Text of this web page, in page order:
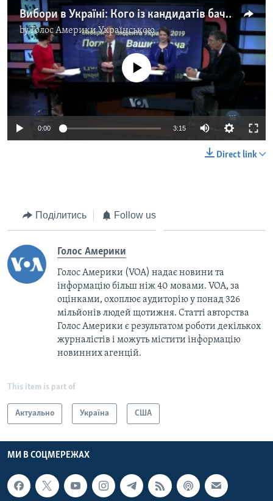
Вибори в Україні: Кого із кандидатів бачать найімовірнішим переможцем експерти із США. Відео
byГолос Америки Українською
No media source currently available
0:00 3:15
Direct link
Поділитись Follow us
Голос Америки
Голос Америки (VOA) надає новини та
інформацію більш ніж 40 мовами. VOA, за
оцінками, охоплює аудиторію у понад 326
мільйонів людей щотижня. Статті авторства
Голос Америки є результатом роботи декількох
журналістів і можуть містити інформацію
новинних агенцій.
This item is part of
Актуально Україна США
МИ В СОЦМЕРЕЖАХ